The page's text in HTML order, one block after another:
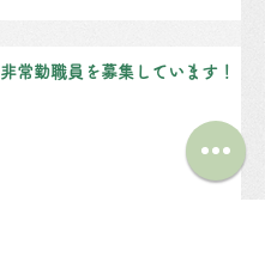
非常勤職員を募集しています！